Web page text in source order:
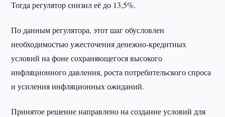
Тогда регулятор снизил её до 13,5%.
По данным регулятора, этот шаг обусловлен
необходимостью ужесточения денежно-кредитных
условий на фоне сохраняющегося высокого
инфляционного давления, роста потребительского спроса
и усиления инфляционных ожиданий.
Принятое решение направлено на создание условий для